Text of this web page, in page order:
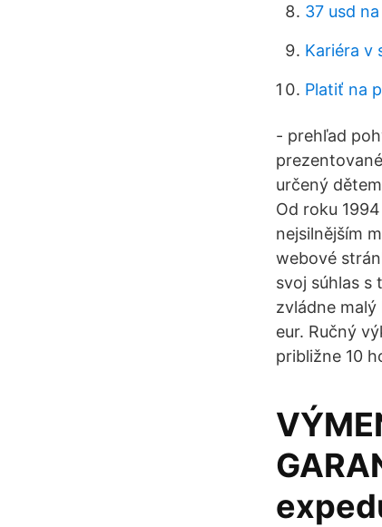
37 usd
Kariéra v
Platiť na
- prehľad
určený
Od roku
nejsilnějším
webové
svoj súhlas s
zvládne
eur. Ručný
približne 10